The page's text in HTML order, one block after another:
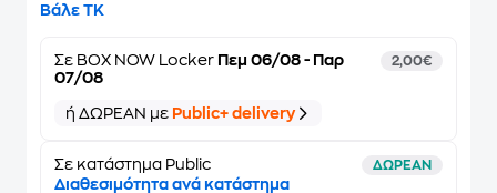
Βάλε ΤΚ
Σε BOX NOW Locker Πεμ 06/08 - Παρ
07/08
2,00€
ή ΔΩΡΕΑΝ με Public+ delivery
Σε κατάστημα Public ΔΩΡΕΑΝ
Διαθεσιμότητα ανά κατάστημα